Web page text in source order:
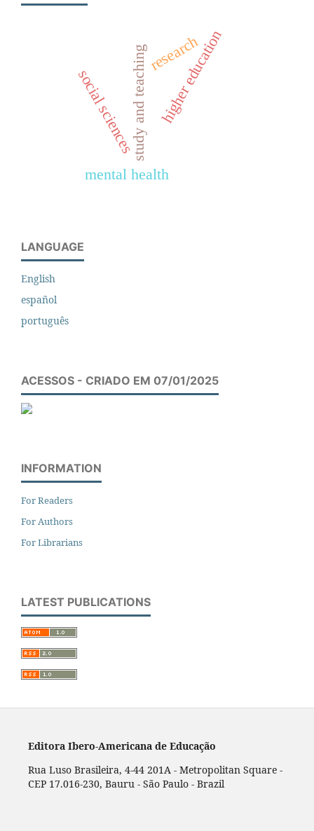
social sciencesstudy and teachingresearch
higher education
mental health
LANGUAGE
English
español
português
ACESSOS - CRIADO EM 07/01/2025
INFORMATION
For Readers
For Authors
For Librarians
LATEST PUBLICATIONS
Editora Ibero-Americana de Educação
Rua Luso Brasileira, 4-44 201A - Metropolitan Square -
CEP 17.016-230, Bauru - São Paulo - Brazil